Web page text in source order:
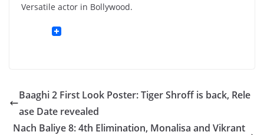
Versatile actor in Bollywood.
Baaghi 2 First Look Poster: Tiger Shroff is back, Rele
ase Date revealed
Nach Baliye 8: 4th Elimination, Monalisa and Vikrant